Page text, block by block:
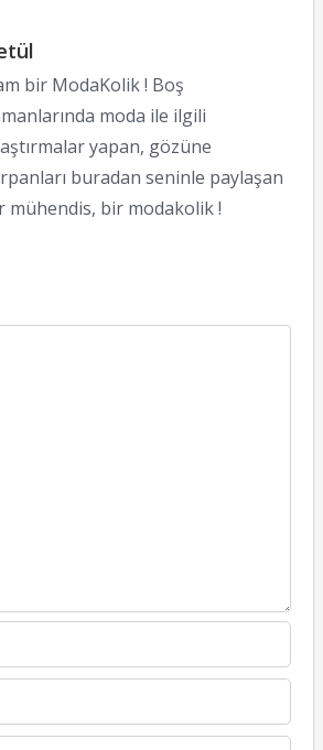
bir ModaKolik ! Boş
moda ile ilgili
yapan, gözüne
buradan seninle paylaşan
mühendis, bir modakolik !